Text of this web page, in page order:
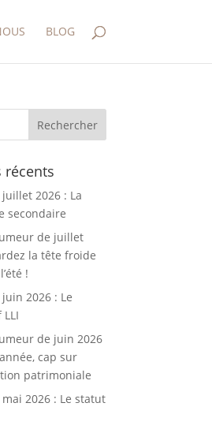
BLOG
récents
juillet 2026 : La
secondaire
de juillet
la tête froide
!
2026 : Le
de juin 2026
cap sur
patrimoniale
mai 2026 : Le statut